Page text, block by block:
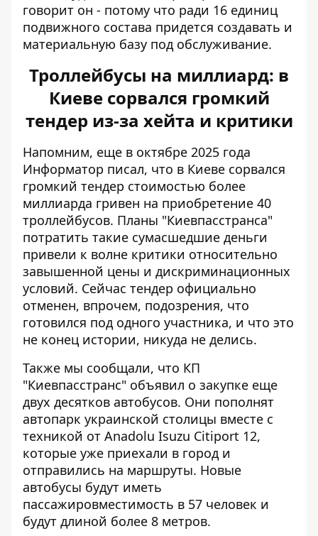
говорит он - потому что ради 16 единиц
подвижного состава придется создавать и
материальную базу под обслуживание.
Троллейбусы на миллиард: в
Киеве сорвался громкий
тендер из-за хейта и критики
Напомним, еще в октябре 2025 года
Информатор писал, что в Киеве сорвался
громкий тендер стоимостью более
миллиарда гривен на приобретение 40
троллейбусов. Планы "Киевпасстранса"
потратить такие сумасшедшие деньги
привели к волне критики относительно
завышенной цены и дискриминационных
условий. Сейчас тендер официально
отменен, впрочем, подозрения, что
готовился под одного участника, и что это
не конец истории, никуда не делись.
Также мы сообщали, что КП
"Киевпасстранс" объявил о закупке еще
двух десятков автобусов. Они пополнят
автопарк украинской столицы вместе с
техникой от Anadolu Isuzu Citiport 12,
которые уже приехали в город и
отправились на маршруты. Новые
автобусы будут иметь
пассажировместимость в 57 человек и
будут длиной более 8 метров.